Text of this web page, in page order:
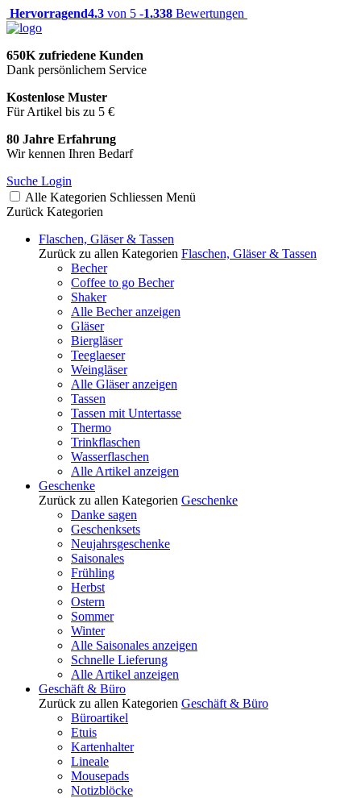
Hervorragend4.3 von 5 -1.338 Bewertungen
650K zufriedene Kunden
Dank persönlichem Service
Kostenlose Muster
Für Artikel bis zu 5 €
80 Jahre Erfahrung
Wir kennen Ihren Bedarf
Suche Login
Alle Kategorien Schliessen Menü
Zurück Kategorien
Flaschen, Gläser & Tassen
Zurück zu allen Kategorien Flaschen, Gläser & Tassen
Becher
Coffee to go Becher
Shaker
Alle Becher anzeigen
Gläser
Biergläser
Teeglaeser
Weingläser
Alle Gläser anzeigen
Tassen
Tassen mit Untertasse
Thermo
Trinkflaschen
Wasserflaschen
Alle Artikel anzeigen
Geschenke
Zurück zu allen Kategorien Geschenke
Danke sagen
Geschenksets
Neujahrsgeschenke
Saisonales
Frühling
Herbst
Ostern
Sommer
Winter
Alle Saisonales anzeigen
Schnelle Lieferung
Alle Artikel anzeigen
Geschäft & Büro
Zurück zu allen Kategorien Geschäft & Büro
Büroartikel
Etuis
Kartenhalter
Lineale
Mousepads
Notizblöcke